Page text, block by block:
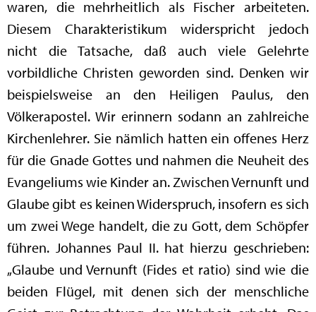
waren, die mehrheitlich als Fischer arbeiteten.
Diesem Charakteristikum widerspricht jedoch
nicht die Tatsache, daß auch viele Gelehrte
vorbildliche Christen geworden sind. Denken wir
beispielsweise an den Heiligen Paulus, den
Völkerapostel. Wir erinnern sodann an zahlreiche
Kirchenlehrer. Sie nämlich hatten ein offenes Herz
für die Gnade Gottes und nahmen die Neuheit des
Evangeliums wie Kinder an. Zwischen Vernunft und
Glaube gibt es keinen Widerspruch, insofern es sich
um zwei Wege handelt, die zu Gott, dem Schöpfer
führen. Johannes Paul II. hat hierzu geschrieben:
„Glaube und Vernunft (Fides et ratio) sind wie die
beiden Flügel, mit denen sich der menschliche